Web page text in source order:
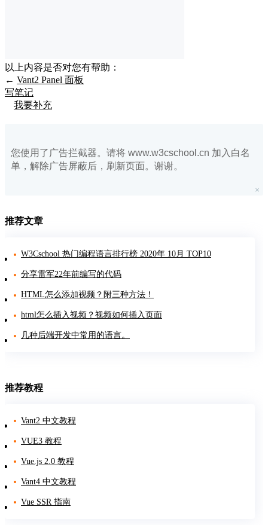
以上内容是否对您有帮助：
← Vant2 Panel 面板
写笔记
我要补充
您使用了广告拦截器。请将 www.w3cschool.cn 加入白名
单，解除广告屏蔽后，刷新页面。谢谢。
推荐文章
W3Cschool 热门编程语言排行榜 2020年 10月 TOP10
分享雷军22年前编写的代码
HTML怎么添加视频？附三种方法！
html怎么插入视频？视频如何插入页面
几种后端开发中常用的语言。
推荐教程
Vant2 中文教程
VUE3 教程
Vue.js 2.0 教程
Vant4 中文教程
Vue SSR 指南